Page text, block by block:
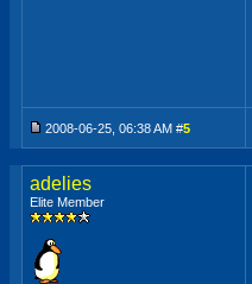
2008-06-25, 06:38 AM #5
adelies
Elite Member